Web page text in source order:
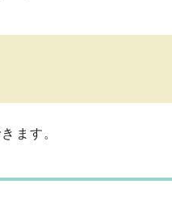
ます。